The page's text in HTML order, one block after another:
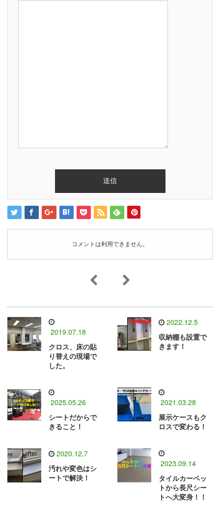
コメントは利用できません。
2019.07.18
クロス、床の貼
り替えの現場で
した。
2022.12.5
収納棚も設置で
きます！
2025.05.26
シートだからで
きること！
2021.03.28
展示ケースもク
ロスで変わる！
2020.12.7
汚れや変色はシ
ートで解決！
2023.09.14
タイルカーペッ
トから長尺シー
トへ大変身！！